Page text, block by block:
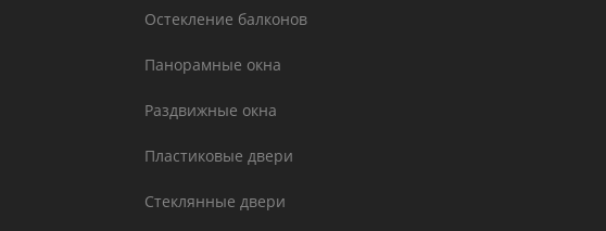
Остекление балконов
Панорамные окна
Раздвижные окна
Пластиковые двери
Стеклянные двери